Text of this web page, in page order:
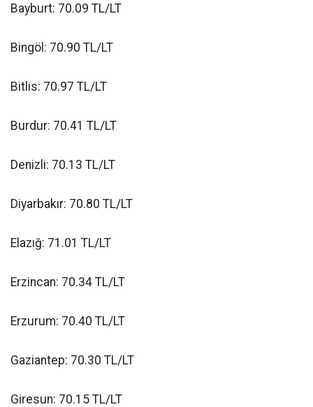
Bayburt: 70.09 TL/LT
Bingöl: 70.90 TL/LT
Bitlis: 70.97 TL/LT
Burdur: 70.41 TL/LT
Denizli: 70.13 TL/LT
Diyarbakır: 70.80 TL/LT
Elazığ: 71.01 TL/LT
Erzincan: 70.34 TL/LT
Erzurum: 70.40 TL/LT
Gaziantep: 70.30 TL/LT
Giresun: 70.15 TL/LT